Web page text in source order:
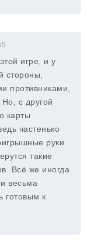
игре, и у
стороны,
противниками,
Но, с другой
карты
частенько
руки.
такие
Всё же иногда
весьма
готовым к